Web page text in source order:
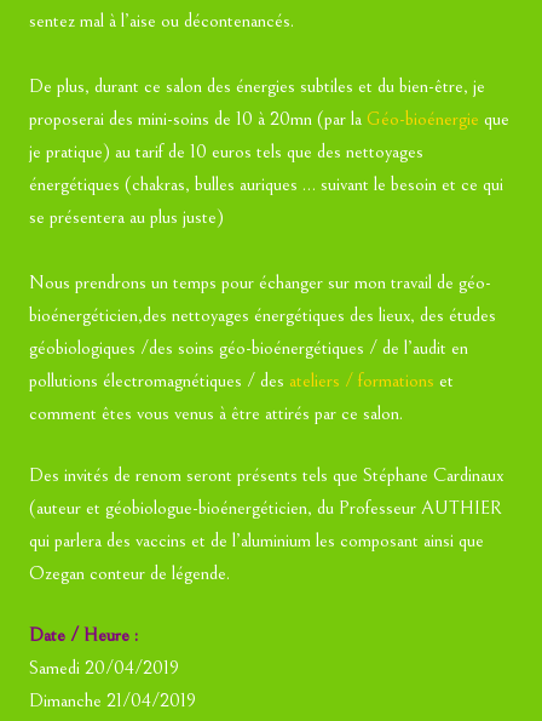
sentez mal à l’aise ou décontenancés.
De plus, durant ce salon des énergies subtiles et du bien-être, je
proposerai des mini-soins de 10 à 20mn (par la Géo-bioénergie que
je pratique) au tarif de 10 euros tels que des nettoyages
énergétiques (chakras, bulles auriques … suivant le besoin et ce qui
se présentera au plus juste)
Nous prendrons un temps pour échanger sur mon travail de géo-
bioénergéticien,des nettoyages énergétiques des lieux, des études
géobiologiques /des soins géo-bioénergétiques / de l’audit en
pollutions électromagnétiques / des ateliers / formations et
comment êtes vous venus à être attirés par ce salon.
Des invités de renom seront présents tels que Stéphane Cardinaux
(auteur et géobiologue-bioénergéticien, du Professeur AUTHIER
qui parlera des vaccins et de l’aluminium les composant ainsi que
Ozegan conteur de légende.
Date / Heure :
Samedi 20/04/2019
Dimanche 21/04/2019